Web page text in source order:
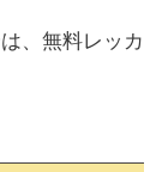
、無料レッカ